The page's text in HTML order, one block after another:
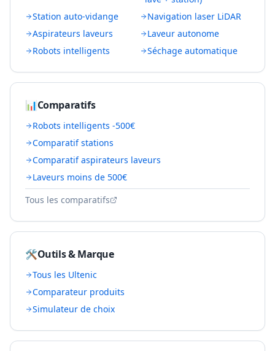
Station auto-vidange
Navigation laser LiDAR
Aspirateurs laveurs
Laveur autonome
Robots intelligents
Séchage automatique
📊Comparatifs
Robots intelligents -500€
Comparatif stations
Comparatif aspirateurs laveurs
Laveurs moins de 500€
Tous les comparatifs
🛠️Outils & Marque
Tous les Ultenic
Comparateur produits
Simulateur de choix